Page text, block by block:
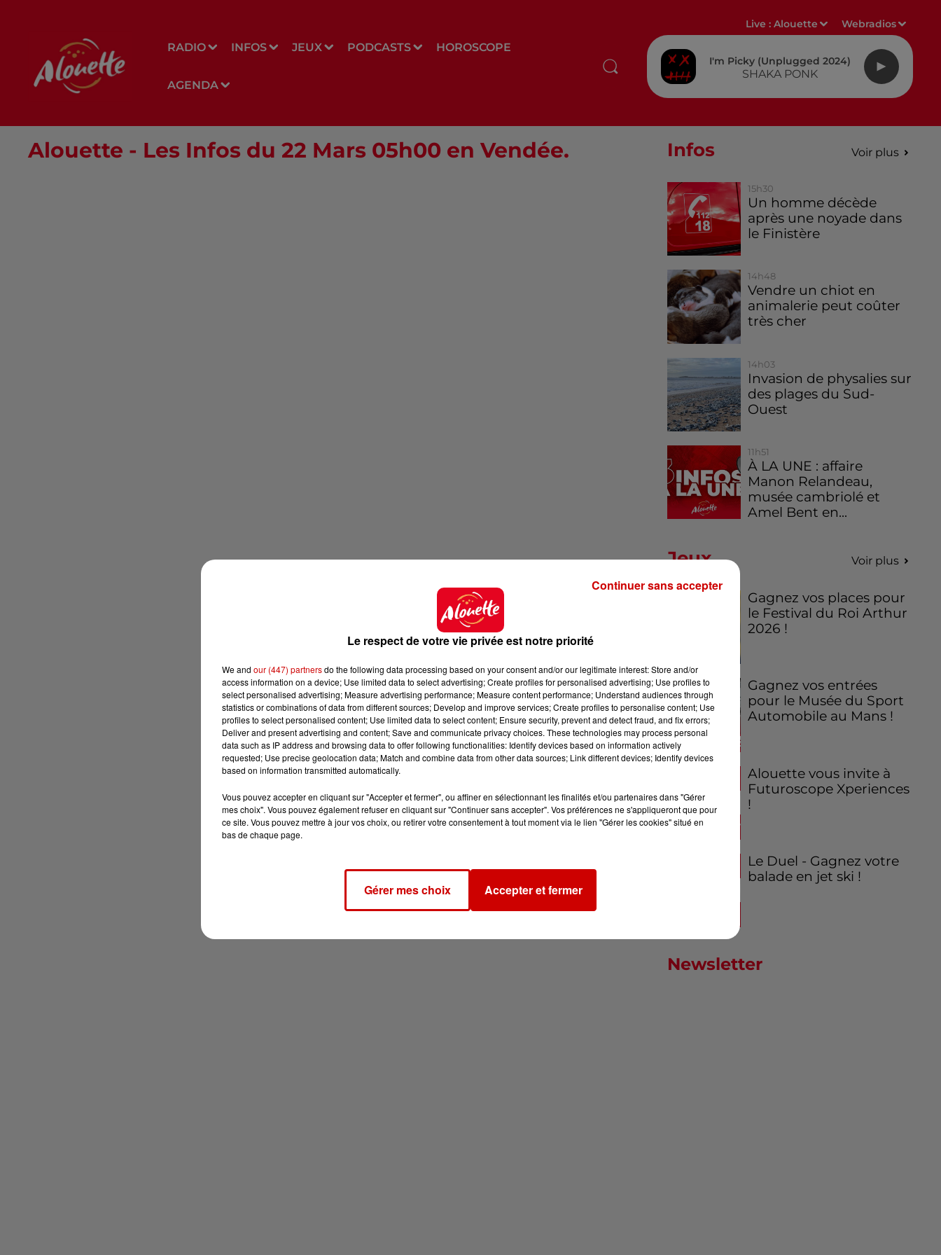
RADIO INFOS JEUX PODCASTS HOROSCOPE
AGENDA
Live :Alouette Webradios
I'm Picky (unplugged 2024)
SHAKA PONK
Alouette - Les Infos du 22 Mars 05h00 en Vendée. Infos Voir plus
15h30
Un homme décède
après une noyade dans
le Finistère
14h48
Vendre un chiot en
animalerie peut coûter
très cher
14h03
Invasion de physalies sur
des plages du Sud-
Ouest
11h51
À LA UNE : affaire
Manon Relandeau,
musée cambriolé et
Amel Bent en...
Jeux Voir plus
Gagnez vos places pour
le Festival du Roi Arthur
2026 !
Gagnez vos entrées
pour le Musée du Sport
Automobile au Mans !
Alouette vous invite à
Futuroscope Xperiences
!
Le Duel - Gagnez votre
balade en jet ski !
Newsletter
Le respect de votre vie privée est notre priorité
We and our (447) partnersdo the following data processing based on your consent and/or our legitimate interest: Store and/or
access information on a device; Use limited data to select advertising; Create profiles for personalised advertising; Use profiles to
select personalised advertising; Measure advertising performance; Measure content performance; Understand audiences through
statistics or combinations of data from different sources; Develop and improve services; Create profiles to personalise content; Use
profiles to select personalised content; Use limited data to select content; Ensure security, prevent and detect fraud, and fix errors;
Deliver and present advertising and content; Save and communicate privacy choices. These technologies may process personal
data such as IP address and browsing data to offer following functionalities: Identify devices based on information actively
requested; Use precise geolocation data; Match and combine data from other data sources; Link different devices; Identify devices
based on information transmitted automatically.
Vous pouvez accepter en cliquant sur "Accepter et fermer", ou affiner en sélectionnant les finalités et/ou partenaires dans "Gérer
mes choix". Vous pouvez également refuser en cliquant sur "Continuer sans accepter". Vos préférences ne s'appliqueront que pour
ce site. Vous pouvez mettre à jour vos choix, ou retirer votre consentement à tout moment via le lien "Gérer les cookies" situé en
bas de chaque page.
Gérer mes choix Accepter et fermer
Continuer sans accepter